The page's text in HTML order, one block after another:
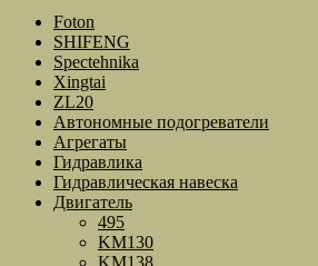
Foton
SHIFENG
Spectehnika
Xingtai
ZL20
Автономные подогреватели
Агрегаты
Гидравлика
Гидравлическая навеска
Двигатель
495
KM130
KM138